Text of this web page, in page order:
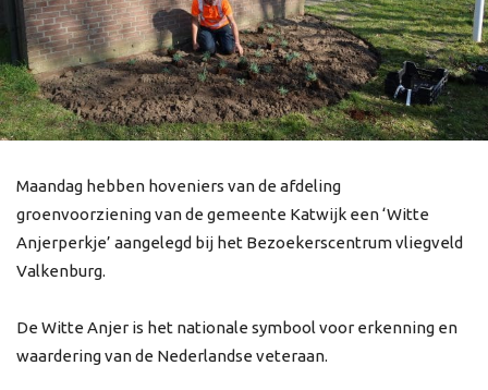
Maandag hebben hoveniers van de afdeling
groenvoorziening van de gemeente Katwijk een ‘Witte
Anjerperkje’ aangelegd bij het Bezoekerscentrum vliegveld
Valkenburg.
De Witte Anjer is het nationale symbool voor erkenning en
waardering van de Nederlandse veteraan.